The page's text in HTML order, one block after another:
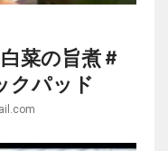
菜の旨煮 #
クパッド